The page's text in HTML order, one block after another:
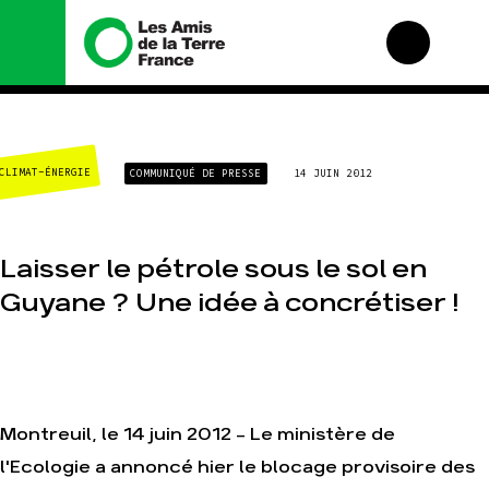
Nous connaître
Histoire
Valeurs
Équipes et
Je soutiens les Amis
de la Terre
Total, rendez-vous au
Mode : une tendance
CLIMAT-ÉNERGIE COMMUNIQUÉ DE PRESSE 14 JUIN 2012
Laisser le pétrole sous le sol en
Guyane ? Une idée à concrétiser !
Montreuil, le 14 juin 2012 - Le ministère de
l'Ecologie a annoncé hier le blocage provisoire des